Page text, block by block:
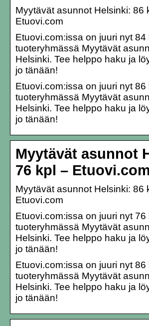
Myytävät asunnot Helsinki: 86
Etuovi.com
Etuovi.com:issa on juuri nyt 84
tuoteryhmässä Myytävät
Helsinki. Tee helppo haku ja
jo tänään!
Etuovi.com:issa on juuri nyt 86
tuoteryhmässä Myytävät
Helsinki. Tee helppo haku ja
jo tänään!
Myytävät asunnot
76 kpl – Etuovi.com
Myytävät asunnot Helsinki: 86
Etuovi.com
Etuovi.com:issa on juuri nyt 76
tuoteryhmässä Myytävät
Helsinki. Tee helppo haku ja
jo tänään!
Etuovi.com:issa on juuri nyt 86
tuoteryhmässä Myytävät
Helsinki. Tee helppo haku ja
jo tänään!